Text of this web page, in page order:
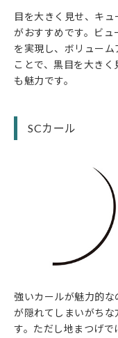
目を大きく見せ、キ
がおすすめです。ビ
を実現し、ボリュー
ことで、黒目を大き
も魅力です。
SCカール
強いカールが魅力的
が隠れてしまいがち
す。ただし地まつげ